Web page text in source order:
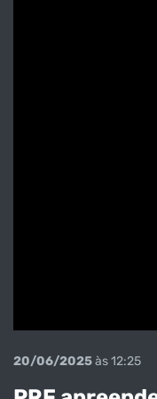
20/06/2025às 12:25